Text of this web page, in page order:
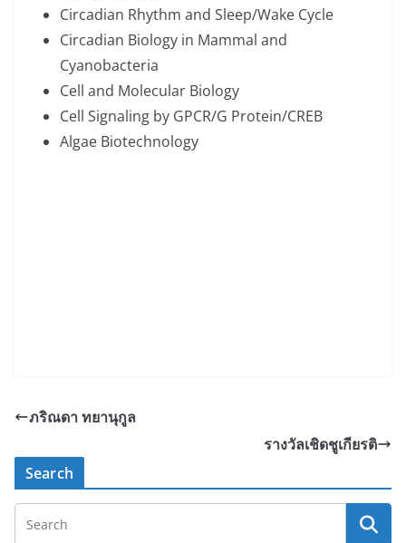
Circadian Rhythm and Sleep/Wake Cycle
Circadian Biology in Mammal and
Cyanobacteria
Cell and Molecular Biology
Cell Signaling by GPCR/G Protein/CREB
Algae Biotechnology
ภริณดา ทยานุกูล
รางวัลเชิดชูเกียรติ
Search